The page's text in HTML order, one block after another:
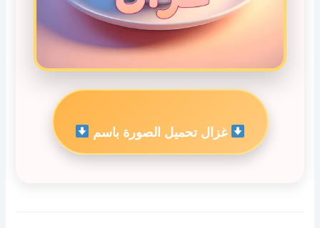
غزال تحميل الصورة باسم